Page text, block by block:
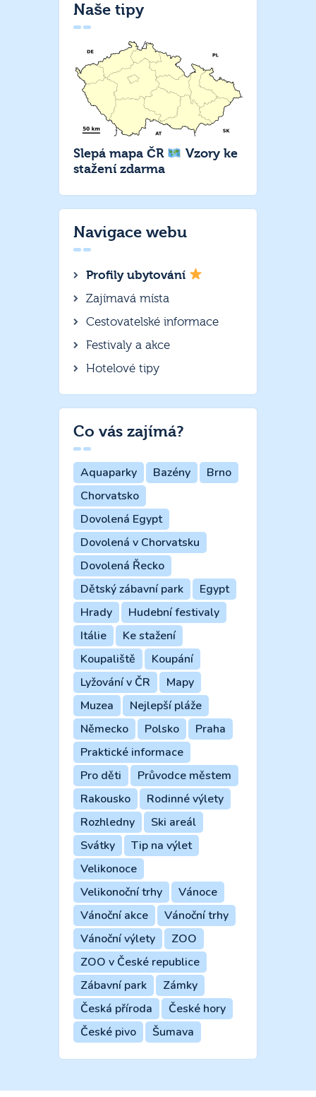
Naše tipy
Slepá mapa ČR
Vzory ke
stažení zdarma
Navigace webu
Profily ubytování
Zajímavá místa
Cestovatelské informace
Festivaly a akce
Hotelové tipy
Co vás zajímá?
Aquaparky Bazény
Brno
Chorvatsko
Dovolená Egypt
Dovolená v Chorvatsku
Dovolená Řecko
Dětský zábavní park
Egypt
Hrady
Hudební festivaly
Itálie
Ke stažení
Koupaliště
Koupání
Lyžování v ČR
Mapy
Muzea
Nejlepší pláže
Německo
Polsko
Praha
Praktické informace
Pro děti
Průvodce městem
Rakousko
Rodinné výlety
Rozhledny
Ski areál
Svátky
Tip na výlet
Velikonoce
Velikonoční trhy
Vánoce
Vánoční akce
Vánoční trhy
Vánoční výlety
ZOO
ZOO v České republice
Zábavní park
Zámky
Česká příroda
České hory
České pivo
Šumava